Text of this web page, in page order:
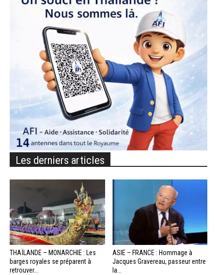
Les derniers articles
THAÏLANDE – MONARCHIE : Les
barges royales se préparent à
retrouver...
ASIE – FRANCE : Hommage à
Jacques Gravereau, passeur entre
la...